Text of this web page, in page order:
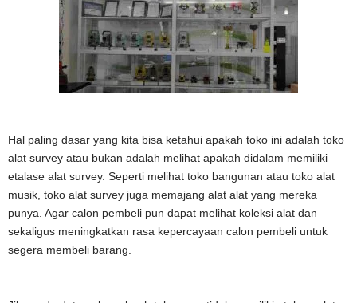
Hal paling dasar yang kita bisa ketahui apakah toko ini adalah toko
alat survey atau bukan adalah melihat apakah didalam memiliki
etalase alat survey. Seperti melihat toko bangunan atau toko alat
musik, toko alat survey juga memajang alat alat yang mereka
punya. Agar calon pembeli pun dapat melihat koleksi alat dan
sekaligus meningkatkan rasa kepercayaan calon pembeli untuk
segera membeli barang.